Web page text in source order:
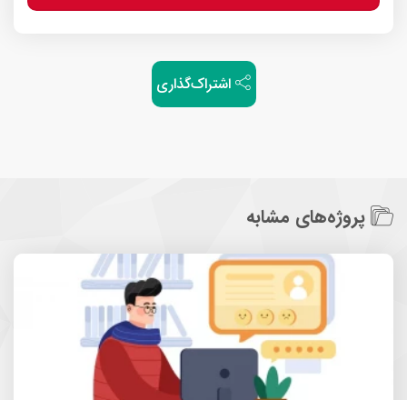
اشتراک‌گذاری
پروژه‌های مشابه